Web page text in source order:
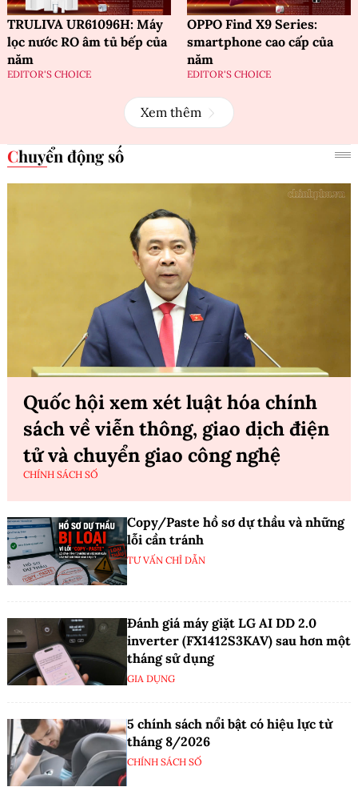
TRULIVA UR61096H: Máy
lọc nước RO âm tủ bếp của
năm
EDITOR'S CHOICE
OPPO Find X9 Series:
smartphone cao cấp của
năm
EDITOR'S CHOICE
Xem thêm
Chuyển động số
Quốc hội xem xét luật hóa chính
sách về viễn thông, giao dịch điện
tử và chuyển giao công nghệ
CHÍNH SÁCH SỐ
Copy/Paste hồ sơ dự thầu và những
lỗi cần tránh
TƯ VẤN CHỈ DẪN
Đánh giá máy giặt LG AI DD 2.0
inverter (FX1412S3KAV) sau hơn một
tháng sử dụng
GIA DỤNG
5 chính sách nổi bật có hiệu lực từ
tháng 8/2026
CHÍNH SÁCH SỐ